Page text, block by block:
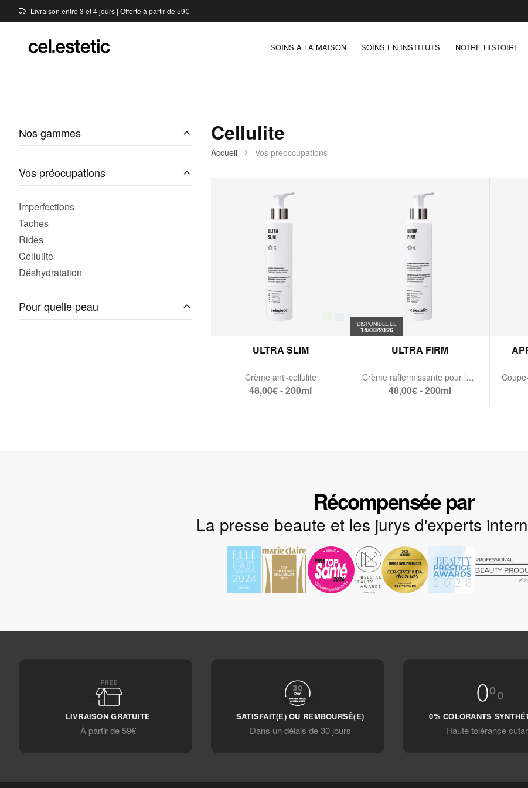
Livraison entre 3 et 4 jours | Offerte à partir de 59€
SOINS A LA MAISON SOINS EN INSTITUTS NOTRE HISTOIRE
Nos gammes
Vos préocupations
Imperfections
Taches
Rides
Cellulite
Déshydratation
Pour quelle peau
Cellulite
Accueil Vos préoccupations
ULTRA SLIM
Crème anti-cellulite
48,00€ - 200ml
DISPONIBLE LE
14/08/2026
ULTRA FIRM
Crème raffermissante pour le corps
48,00€ - 200ml
Récompensée par
La presse beaute et les jurys d'experts
LIVRAISON GRATUITE
À partir de 59€
SATISFAIT(E) OU REMBOURSÉ(E)
Dans un délais de 30 jours
0% COLORANTS
Haute tolérance